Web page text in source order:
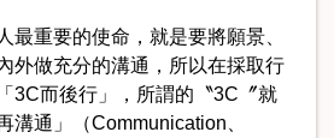
最重要的使命，就是要將願景、
外做充分的溝通，所以在採取行
3C而後行」，所謂的〝3C〞就
溝通」（Communication、